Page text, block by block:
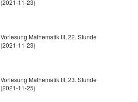
(2021-11-23)
Vorlesung Mathematik III, 22. Stunde
(2021-11-23)
Vorlesung Mathematik III, 23. Stunde
(2021-11-25)